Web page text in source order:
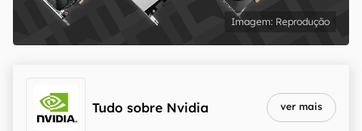
Reprodução
Tudo sobre Nvidia ver mais